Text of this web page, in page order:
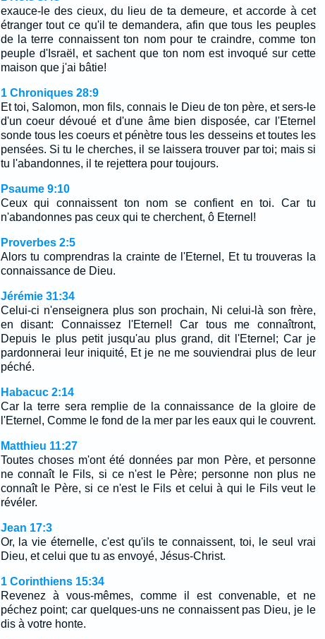
exauce-le des cieux, du lieu de ta demeure, et accorde à cet
étranger tout ce qu'il te demandera, afin que tous les peuples
de la terre connaissent ton nom pour te craindre, comme ton
peuple d'Israël, et sachent que ton nom est invoqué sur cette
maison que j'ai bâtie!
1 Chroniques 28:9
Et toi, Salomon, mon fils, connais le Dieu de ton père, et sers-le
d'un coeur dévoué et d'une âme bien disposée, car l'Eternel
sonde tous les coeurs et pénètre tous les desseins et toutes les
pensées. Si tu le cherches, il se laissera trouver par toi; mais si
tu l'abandonnes, il te rejettera pour toujours.
Psaume 9:10
Ceux qui connaissent ton nom se confient en toi. Car tu
n'abandonnes pas ceux qui te cherchent, ô Eternel!
Proverbes 2:5
Alors tu comprendras la crainte de l'Eternel, Et tu trouveras la
connaissance de Dieu.
Jérémie 31:34
Celui-ci n'enseignera plus son prochain, Ni celui-là son frère,
en disant: Connaissez l'Eternel! Car tous me connaîtront,
Depuis le plus petit jusqu'au plus grand, dit l'Eternel; Car je
pardonnerai leur iniquité, Et je ne me souviendrai plus de leur
péché.
Habacuc 2:14
Car la terre sera remplie de la connaissance de la gloire de
l'Eternel, Comme le fond de la mer par les eaux qui le couvrent.
Matthieu 11:27
Toutes choses m'ont été données par mon Père, et personne
ne connaît le Fils, si ce n'est le Père; personne non plus ne
connaît le Père, si ce n'est le Fils et celui à qui le Fils veut le
révéler.
Jean 17:3
Or, la vie éternelle, c'est qu'ils te connaissent, toi, le seul vrai
Dieu, et celui que tu as envoyé, Jésus-Christ.
1 Corinthiens 15:34
Revenez à vous-mêmes, comme il est convenable, et ne
péchez point; car quelques-uns ne connaissent pas Dieu, je le
dis à votre honte.